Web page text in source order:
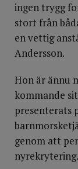
ingen trygg
stort från
en vettig
Andersson.
Hon är ännu
kommande
presenterats
genom att
nyrekrytering.